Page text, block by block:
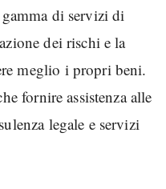
di servizi di
dei rischi e la
meglio i propri beni.
fornire assistenza alle
legale e servizi